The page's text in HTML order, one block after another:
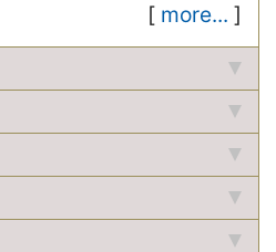
[ more... ]